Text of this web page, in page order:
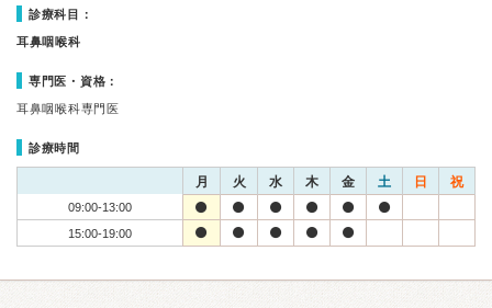
診療科目：
耳鼻咽喉科
専門医・資格：
耳鼻咽喉科専門医
診療時間
月 火 水 木 金 土 日 祝
09:00-13:00
15:00-19:00